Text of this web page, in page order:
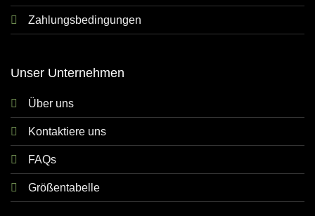
Zahlungsbedingungen
Unser Unternehmen
Über uns
Kontaktiere uns
FAQs
Größentabelle